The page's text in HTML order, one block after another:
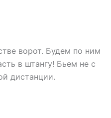
ворот. Будем по ним
в штангу! Бьем не с
дистанции.